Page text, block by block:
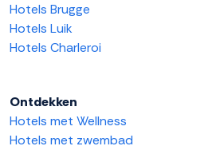
Hotels Brugge
Hotels Luik
Hotels Charleroi
Ontdekken
Hotels met Wellness
Hotels met zwembad